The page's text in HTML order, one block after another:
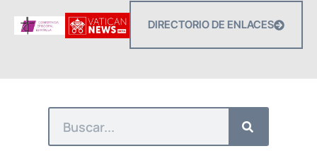
DIRECTORIO DE ENLACES